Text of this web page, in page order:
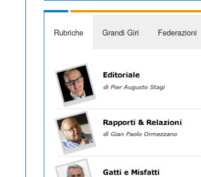
Rubriche Grandi Giri Federazioni